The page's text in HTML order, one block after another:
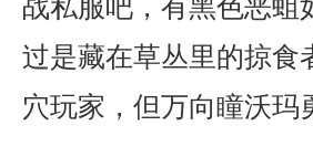
战私服吧，有黑色恶蛆
过是藏在草丛里的掠食
穴玩家，但万向瞳沃玛